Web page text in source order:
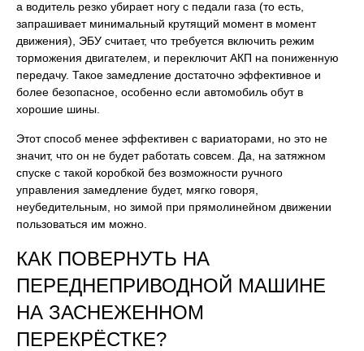
а водитель резко убирает ногу с педали газа (то есть,
запрашивает минимальный крутящий момент в момент
движения), ЭБУ считает, что требуется включить режим
торможения двигателем, и переключит АКП на пониженную
передачу. Такое замедление достаточно эффективное и
более безопасное, особенно если автомобиль обут в
хорошие шины.
Этот способ менее эффективен с вариаторами, но это не
значит, что он не будет работать совсем. Да, на затяжном
спуске с такой коробкой без возможности ручного
управления замедление будет, мягко говоря,
неубедительным, но зимой при прямолинейном движении
пользоваться им можно.
КАК ПОВЕРНУТЬ НА
ПЕРЕДНЕПРИВОДНОЙ МАШИНЕ
НА ЗАСНЕЖЕННОМ
ПЕРЕКРЁСТКЕ?